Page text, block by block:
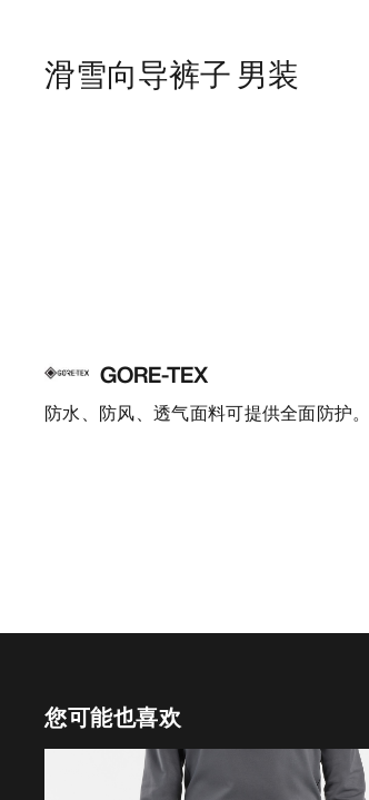
滑雪向导裤子 男装
GORE-TEX
防水、防风、透气面料可提供全面防护。
您可能也喜欢